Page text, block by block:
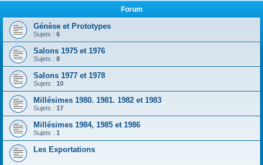
h
Forum
Génèse et Prototypes
Sujets : 6
Salons 1975 et 1976
Sujets : 8
Salons 1977 et 1978
Sujets : 10
Millésimes 1980. 1981. 1982 et 1983
Sujets : 17
Millésimes 1984, 1985 et 1986
Sujets : 1
Les Exportations